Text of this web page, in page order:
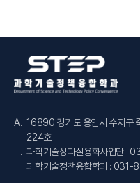
A. 16890 경기도 용인시 수지구
224호
T. 과학기술성과실용화사업단
과학기술정책융합학과 :